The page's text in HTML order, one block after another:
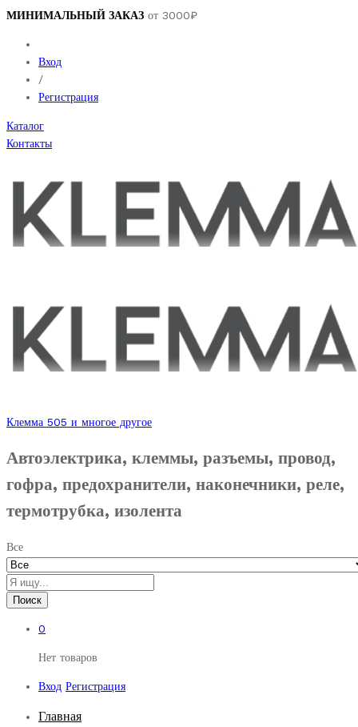
МИНИМАЛЬНЫЙ ЗАКАЗ от 3000₽
Вход
/
Регистрация
Каталог
Контакты
Клемма 505 и многое другое
Автоэлектрика, клеммы, разъемы, провод,
гофра, предохранители, наконечники, реле,
термотрубка, изолента
Все
Поиск
0
Нет товаров
Вход Регистрация
Главная